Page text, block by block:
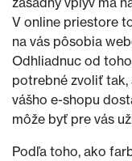
V online priestore
na vás pôsobia
Odhliadnuc od
potrebné zvoliť
vášho e-shopu
môže byť pre vás
Podľa toho, ako